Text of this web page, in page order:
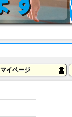
マイページ